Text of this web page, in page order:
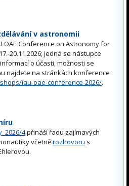
v astronomii
OAE Conference on Astronomy for
20.11.2026; jedná se nástupce
o účasti, možnosti se
najdete na stránkách konference
iau-oae-conference-2026/.
2026/4přináší řadu zajímavých
včetněrozhovoru s